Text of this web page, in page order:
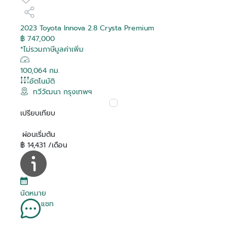
2023 Toyota Innova 2.8 Crysta Premium
฿ 747,000
*ไม่รวมภาษีมูลค่าเพิ่ม
100,064 กม.
อัตโนมัติ
ทวีวัฒนา กรุงเทพฯ
เปรียบเทียบ
ผ่อนเริ่มต้น
฿ 14,431 /เดือน
นัดหมาย
แชท